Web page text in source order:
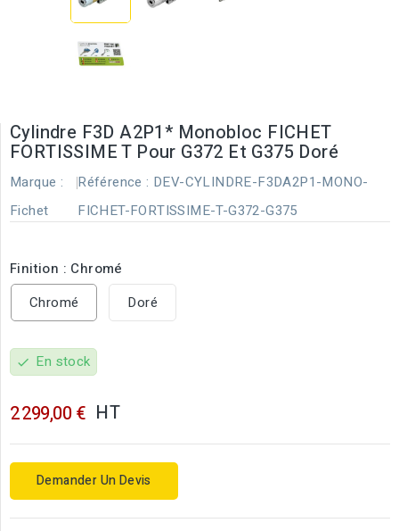
Cylindre F3D A2P1* Monobloc FICHET
FORTISSIME T Pour G372 Et G375 Doré
Marque :
Fichet
Référence : DEV-CYLINDRE-F3DA2P1-MONO-
FICHET-FORTISSIME-T-G372-G375
Finition : Chromé
Chromé
Doré
check En stock
2 299,00 € HT
Demander Un Devis